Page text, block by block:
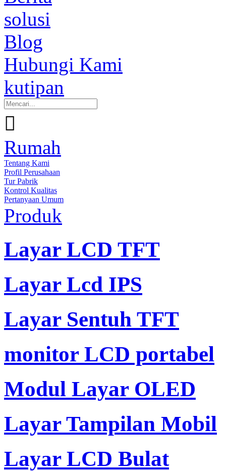
solusi
Blog
Hubungi Kami
kutipan

Rumah
Tentang Kami
Profil Perusahaan
Tur Pabrik
Kontrol Kualitas
Pertanyaan Umum
Produk
Layar LCD TFT
Layar Lcd IPS
Layar Sentuh TFT
monitor LCD portabel
Modul Layar OLED
Layar Tampilan Mobil
Layar LCD Bulat